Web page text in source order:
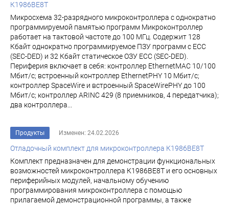
К1986ВЕ8Т
Микросхема 32-разрядного микроконтроллера с однократно
программируемой памятью программ Микроконтроллер
работает на тактовой частоте до 100 МГц. Содержит 128
Кбайт однократно программируемое ПЗУ программ c ECC
(SEC-DED) и 32 Кбайт статическое ОЗУ ECC (SEC-DED).
Периферия включает в себя: контроллер EthernetMAC 10/100
Мбит/с; встроенный контроллер EthernetPHY 10 Мбит/с;
контроллер SpaceWire и встроенный SpaceWirePHY до 100
Мбит/с; контроллер ARINC 429 (8 приемников, 4 передатчика);
два контроллера...
Продукты Изменен: 24.02.2026
Отладочный комплект для микроконтроллера К1986ВЕ8Т
Комплект предназначен для демонстрации функциональных
возможностей микроконтроллера К1986ВЕ8Т и его основных
периферийных модулей, начальному обучению
программирования микроконтроллера с помощью
прилагаемой демонстрационной программы, а также